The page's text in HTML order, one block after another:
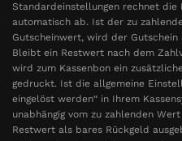
Standardeinstellungen rechnet die
automatisch ab. Ist der zu
Gutscheinwert, wird der
Bleibt ein Restwert nach dem
wird zum Kassenbon ein
gedruckt. Ist die allgemeine
eingelöst werden“ in Ihrem
unabhängig vom zu zahlenden
Restwert als bares Rückgeld